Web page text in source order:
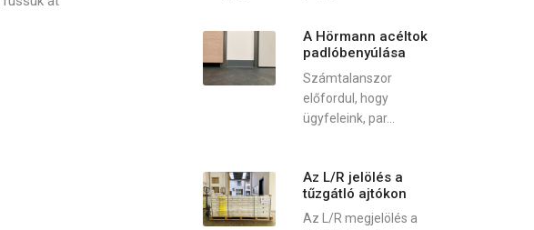
A Hörmann acéltok
padlóbenyúlása
Számtalanszor
előfordul, hogy
ügyfeleink, par...
Az L/R jelölés a
tűzgátló ajtókon
Az L/R megjelölés a